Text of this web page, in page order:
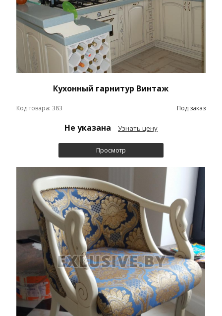
Кухонный гарнитур Винтаж
Код товара: 383 Под заказ
Не указана Узнать цену
Просмотр